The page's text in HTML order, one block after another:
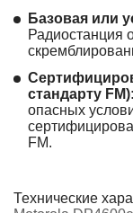
Базовая или
Радиостанция
стандарту FM):
опасных
FM.
Технические